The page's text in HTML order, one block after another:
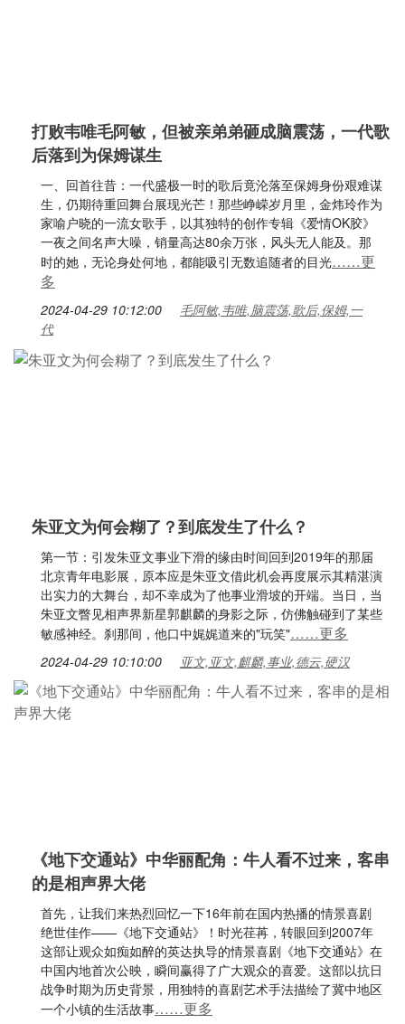
打败韦唯毛阿敏，但被亲弟弟砸成脑震荡，一代歌
后落到为保姆谋生
一、回首往昔：一代盛极一时的歌后竟沦落至保姆身份艰难谋
生，仍期待重回舞台展现光芒！那些峥嵘岁月里，金炜玲作为
家喻户晓的一流女歌手，以其独特的创作专辑《爱情OK胶》
一夜之间名声大噪，销量高达80余万张，风头无人能及。那
时的她，无论身处何地，都能吸引无数追随者的目光……更
多
2024-04-29 10:12:00
毛阿敏,韦唯,脑震荡,歌后,保姆,一
代
朱亚文为何会糊了？到底发生了什么？
第一节：引发朱亚文事业下滑的缘由时间回到2019年的那届
北京青年电影展，原本应是朱亚文借此机会再度展示其精湛演
出实力的大舞台，却不幸成为了他事业滑坡的开端。当日，当
朱亚文瞥见相声界新星郭麒麟的身影之际，仿佛触碰到了某些
敏感神经。刹那间，他口中娓娓道来的"玩笑"……更多
2024-04-29 10:10:00 亚文,亚文,麒麟,事业,德云,硬汉
《地下交通站》中华丽配角：牛人看不过来，客串
的是相声界大佬
首先，让我们来热烈回忆一下16年前在国内热播的情景喜剧
绝世佳作——《地下交通站》！时光荏苒，转眼回到2007年
这部让观众如痴如醉的英达执导的情景喜剧《地下交通站》在
中国内地首次公映，瞬间赢得了广大观众的喜爱。这部以抗日
战争时期为历史背景，用独特的喜剧艺术手法描绘了冀中地区
一个小镇的生活故事……更多